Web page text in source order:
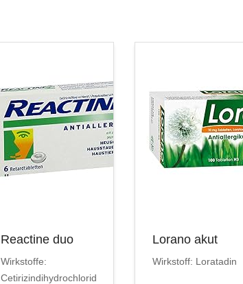
Reactine duo
Wirkstoffe:
Cetirizindihydrochlorid
Lorano akut
Wirkstoff: Loratadin